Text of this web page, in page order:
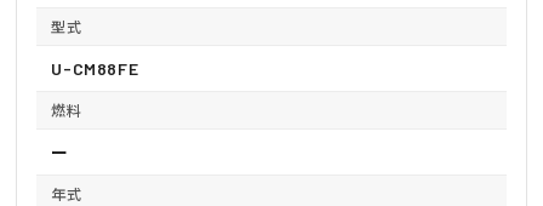
型式
U-CM88FE
燃料
ー
年式